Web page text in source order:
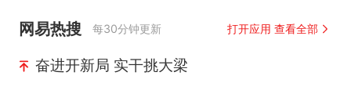
网易热搜 每30分钟更新 打开应用 查看全部
奋进开新局 实干挑大梁